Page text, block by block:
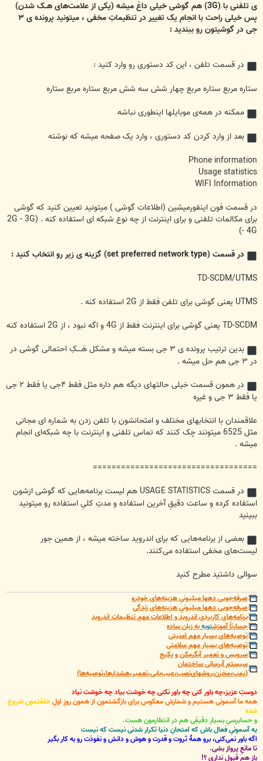
ی تلفنی با (3G) هم گوشی خیلی داغ میشه (یکی از علامت‌های هــک شدن)
پس خیلی راحت با انجام یک تغییر در تنظیماتِ مخفی ، میتونید پرونده ی ۳
جی در گوشیتون رو ببندید :
در قسمت تلفن ، این کد دستوری رو وارد کنید :
ستاره مربع ستاره مربع چهار شش سه شش مربع ستاره مربع ستاره
ممکنه در همه‌ی موبایلها اینطوری نباشه
بعد از وارد کردن کد دستوری ، وارد یک صفحه میشه که نوشته
Phone information
Usage statistics
WIFI Information
در قسمت فون اینفورمیشین (اطلاعات گوشی ) میتونید تعیین کنید که گوشی
برای مکالمات تلفنی و برای اینترنت از چه نوع شبکه ای استفاده کنه . (2G - 3G
- 4G)
در قسمت (set preferred network type) گزینه ی زیر رو انتخاب کنید :
TD-SCDM/UTMS
UTMS یعنی گوشی برای تلفن فقط از 2G استفاده کنه .
TD-SCDM یعنی گوشی برای اینترنت فقط از 4G و اگه نبود ، از 2G استفاده کنه
بدین ترتیب پرونده ی ۳ جی بسته میشه و مشکل هَــــکِ احتمالی گوشی در
در ۳ جی هم حل میشه .
در همون قسمت خیلی حالتهای دیگه هم داره مثل فقط ۴جی یا فقط ۲ جی
یا فقط ۳ جی و غیره
علاقمندان با انتخابهای مختلف و امتحانشون با تلفن زدن به شماره ای مجانی
مثل 6525 میتونند چک کنند که تماس تلفنی و اینترنت با چه شبکه‌‌ای انجام
میشه .
===================================
در قسمت USAGE STATISTICS هم لیست برنامه‌هایی که گوشی ازشون
استفاده کرده و ساعت دقیقِ آخرین استفاده و مدتِ کلیِ استفاده رو میتونید
ببینید
بعضی از برنامه‌هایی که برای اندروید ساخته میشه ، از همین جور
لیست‌های مخفی استفاده می‌کنند.
سوالی داشتید مطرح کنید
صرفه‌جویی دهها میلیونیِ هزینه‌های خودرو
صرفه‌جویی دهها میلیونیِ هزینه‌های زندگی
برنامه‌های کاربردی اندروید و اطلاعات مهمِ تنظیمات اندروید
جسارتاً آموزشتوبهبه زبان ساده
توصیه‌های بسیار مهم امنیتی
توصیه‌های بسیار مهم سلامتی
سرویس و تعمیر آبگرمکن و پکیج
سیستم آبرسانی ساختمان
(پمپ،مخزن،روشهای‌نصب،عیب‌یابی،تعمیر،هشدارها،توصیه‌ها)
دوستِ عزیز،چه باور کنی چه باور نکنی چه خوشت بیاد چه خوشت نیاد
همه ما آسمونی هستیم و شمارش معکوس برای بازگشتمون از همون روزِ اولِخلقتمون شروع
شده
و حسابرسیِ بسیار دقیقی هم در انتظارمون هست.
یه آسمونیِ فعال باش که امتحانِ دنیا تکرار شدنی نیست که نیست
اگه باور نمی‌کنی، برو همۀ ثروت و قدرت و هوش و دانش و نفوذت رو به کار بگیر
تا مانعِ پرواز بشی.
باز هم قبول نداری ؟!